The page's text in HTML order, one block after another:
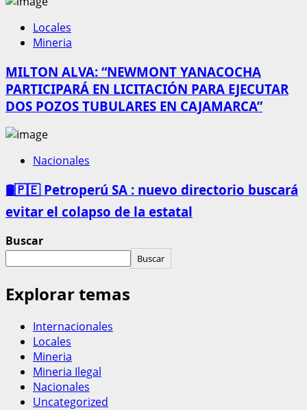
Locales
Mineria
MILTON ALVA: “NEWMONT YANACOCHA
PARTICIPARÁ EN LICITACIÓN PARA EJECUTAR
DOS POZOS TUBULARES EN CAJAMARCA”
Nacionales
🛢️🇵🇪 Petroperú SA : nuevo directorio buscará
evitar el colapso de la estatal
Buscar
Buscar
Explorar temas
Internacionales
Locales
Mineria
Mineria Ilegal
Nacionales
Uncategorized